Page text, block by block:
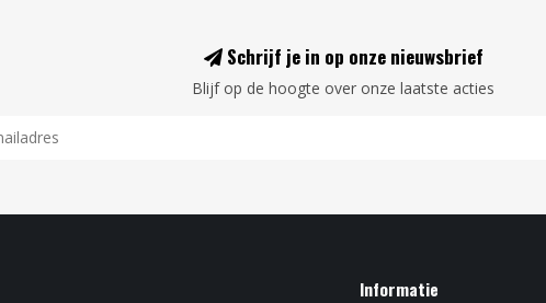
Schrijf je in op onze nieuwsbrief
Blijf op de hoogte over onze laatste acties
Informatie